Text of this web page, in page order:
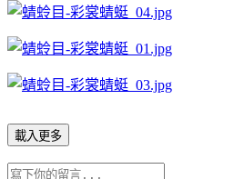
載入更多